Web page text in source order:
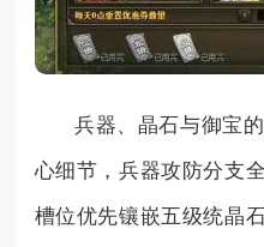
兵器、晶石与御宝
心细节，兵器攻防分支
槽位优先镶嵌五级统晶